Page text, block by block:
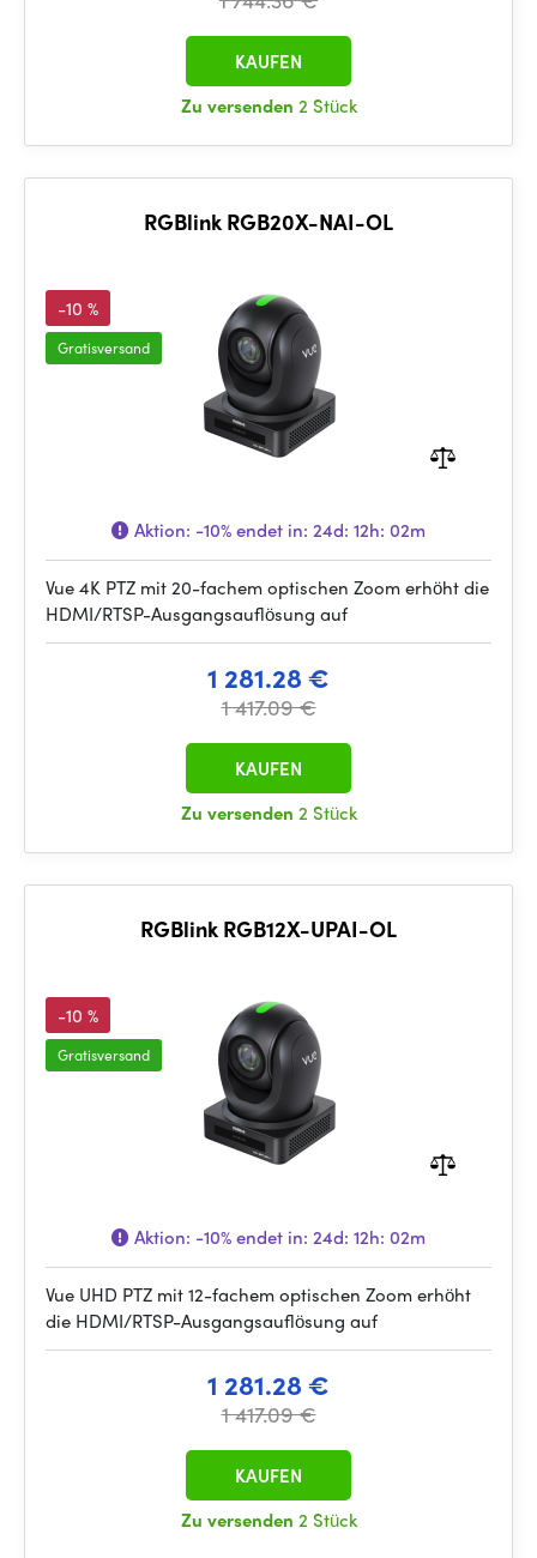
Zu versenden 2 Stück
KAUFEN
RGBlink RGB20X-NAI-OL
-10 %
Gratisversand
Aktion: -10%endet in: 24d: 12h: 02m
Vue 4K PTZ mit 20-fachem optischen Zoom erhöht die
HDMI/RTSP-Ausgangsauflösung auf
1 281.28 €
1 417.09 €
Zu versenden 2 Stück
KAUFEN
RGBlink RGB12X-UPAI-OL
-10 %
Gratisversand
Aktion: -10%endet in: 24d: 12h: 02m
Vue UHD PTZ mit 12-fachem optischen Zoom erhöht
die HDMI/RTSP-Ausgangsauflösung auf
1 281.28 €
1 417.09 €
Zu versenden 2 Stück
KAUFEN